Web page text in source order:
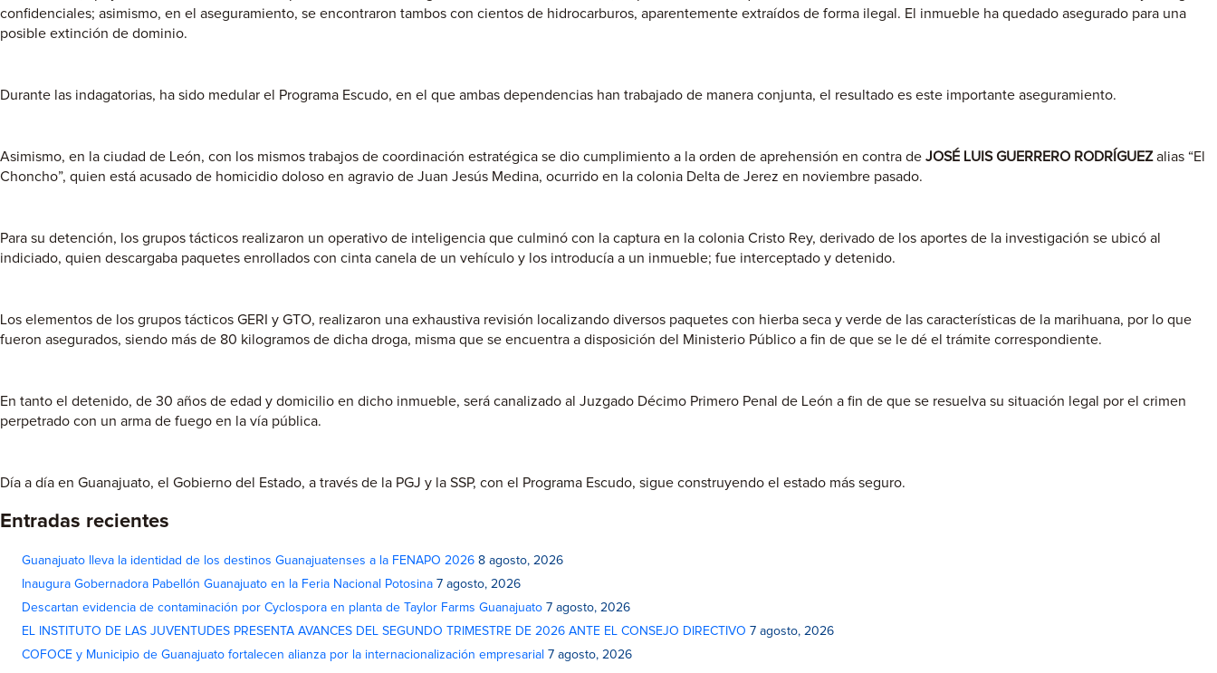
confidenciales; asimismo, en el aseguramiento, se encontraron tambos con cientos de hidrocarburos, aparentemente extraídos de forma ilegal. El inmueble ha quedado asegurado para una
posible extinción de dominio.
Durante las indagatorias, ha sido medular el Programa Escudo, en el que ambas dependencias han trabajado de manera conjunta, el resultado es este importante aseguramiento.
Asimismo, en la ciudad de León, con los mismos trabajos de coordinación estratégica se dio cumplimiento a la orden de aprehensión en contra de JOSÉ LUIS GUERRERO RODRÍGUEZalias “El
Choncho”, quien está acusado de homicidio doloso en agravio de Juan Jesús Medina, ocurrido en la colonia Delta de Jerez en noviembre pasado.
Para su detención, los grupos tácticos realizaron un operativo de inteligencia que culminó con la captura en la colonia Cristo Rey, derivado de los aportes de la investigación se ubicó al
indiciado, quien descargaba paquetes enrollados con cinta canela de un vehículo y los introducía a un inmueble; fue interceptado y detenido.
Los elementos de los grupos tácticos GERI y GTO, realizaron una exhaustiva revisión localizando diversos paquetes con hierba seca y verde de las características de la marihuana, por lo que
fueron asegurados, siendo más de 80 kilogramos de dicha droga, misma que se encuentra a disposición del Ministerio Público a fin de que se le dé el trámite correspondiente.
En tanto el detenido, de 30 años de edad y domicilio en dicho inmueble, será canalizado al Juzgado Décimo Primero Penal de León a fin de que se resuelva su situación legal por el crimen
perpetrado con un arma de fuego en la vía pública.
Día a día en Guanajuato, el Gobierno del Estado, a través de la PGJ y la SSP, con el Programa Escudo, sigue construyendo el estado más seguro.
Entradas recientes
Guanajuato lleva la identidad de los destinos Guanajuatenses a la FENAPO 2026 8 agosto, 2026
Inaugura Gobernadora Pabellón Guanajuato en la Feria Nacional Potosina 7 agosto, 2026
Descartan evidencia de contaminación por Cyclospora en planta de Taylor Farms Guanajuato 7 agosto, 2026
EL INSTITUTO DE LAS JUVENTUDES PRESENTA AVANCES DEL SEGUNDO TRIMESTRE DE 2026 ANTE EL CONSEJO DIRECTIVO 7 agosto, 2026
COFOCE y Municipio de Guanajuato fortalecen alianza por la internacionalización empresarial 7 agosto, 2026